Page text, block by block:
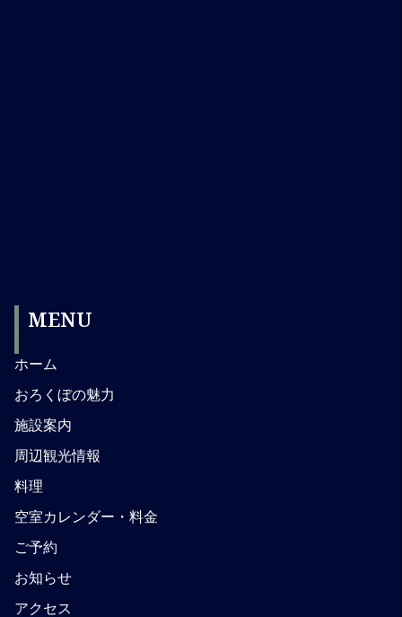
MENU
ホーム
おろくぼの魅力
施設案内
周辺観光情報
料理
空室カレンダー・料金
ご予約
お知らせ
アクセス